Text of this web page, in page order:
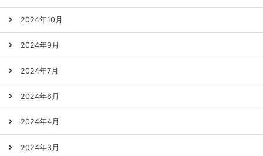
2024年10月
2024年9月
2024年7月
2024年6月
2024年4月
2024年3月